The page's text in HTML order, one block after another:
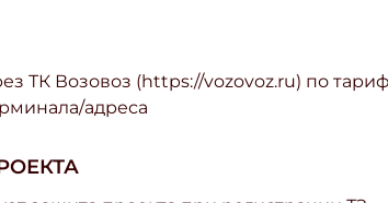
ТК Возовоз (https://vozovoz.ru) по
адреса